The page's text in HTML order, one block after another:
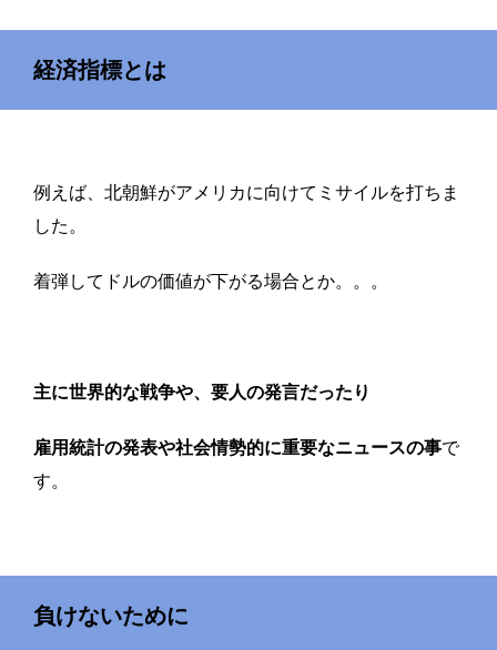
経済指標とは
例えば、北朝鮮がアメリカに向けてミサイルを打ちま
した。
着弾してドルの価値が下がる場合とか。。。
主に世界的な戦争や、要人の発言だったり
雇用統計の発表や社会情勢的に重要なニュースの事で
す。
負けないために